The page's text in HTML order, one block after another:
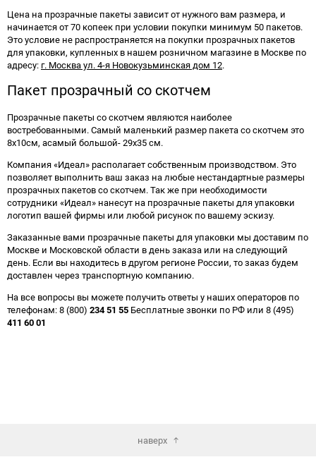
Цена на прозрачные пакеты зависит от нужного вам размера, и
начинается от 70 копеек при условии покупки минимум 50 пакетов.
Это условие не распространяется на покупки прозрачных пакетов
для упаковки, купленных в нашем розничном магазине в Москве по
адресу: г. Москва ул. 4-я Новокузьминская дом 12.
Пакет прозрачный со скотчем
Прозрачные пакеты со скотчем являются наиболее
востребованными. Самый маленький размер пакета со скотчем это
8х10см, асамый большой- 29х35 см.
Компания «Идеал» располагает собственным производством. Это
позволяет выполнить ваш заказ на любые нестандартные размеры
прозрачных пакетов со скотчем. Так же при необходимости
сотрудники «Идеал» нанесут на прозрачные пакеты для упаковки
логотип вашей фирмы или любой рисунок по вашему эскизу.
Заказанные вами прозрачные пакеты для упаковки мы доставим по
Москве и Московской области в день заказа или на следующий
день. Если вы находитесь в другом регионе России, то заказ будем
доставлен через транспортную компанию.
На все вопросы вы можете получить ответы у наших операторов по
телефонам: 8 (800) 234 51 55 Бесплатные звонки по РФ или 8 (495)
411 60 01
наверх